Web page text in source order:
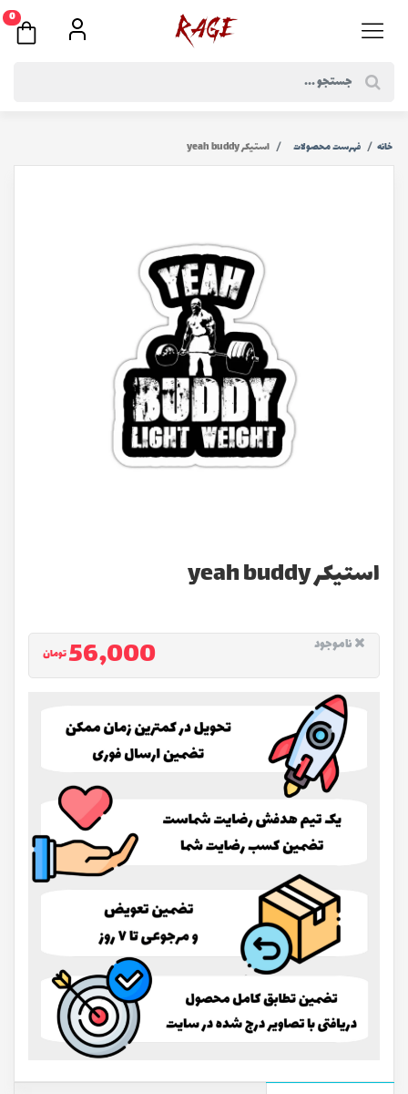
0
خانه فهرست محصولات استیکر yeah buddy
استیکر yeah buddy
ناموجود 56,000تومان